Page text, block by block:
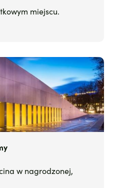
miejscu.
w nagrodzonej,